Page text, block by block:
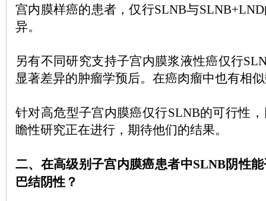
宫内膜样癌的患者，仅行SLNB与
异。
另有不同研究支持子宫内膜浆液性癌仅行
显著差异的肿瘤学预后。在癌肉瘤中也有相
针对高危型子宫内膜癌仅行SLNB的可行性
瞻性研究正在进行，期待他们的结果。
二、在高级别子宫内膜癌患者中SLNB阴性
巴结阴性？